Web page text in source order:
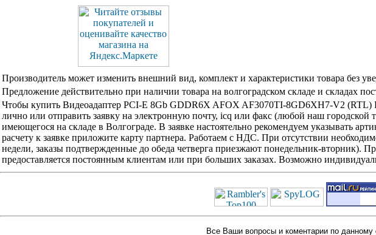
Производитель может изменить внешний вид, комплект и характеристики товара без
Предложение действительно при наличии товара на волгоградском складе и складах
Чтобы купить Видеоадаптер PCI-E 8Gb GDDR6X AFOX AF3070TI-8GD6XH7-V2
лично или отправить заявку на электронную почту, icq или факс (любой наш городской
имеющегося на складе в Волгограде. В заявке настоятельно рекомендуем указывать
расчету к заявке приложите карту партнера. Работаем с НДС. При отсутствии
недели, заказы подтвержденные до обеда четверга приезжают понедельник-вторник).
предоставляется постоянным клиентам или при больших заказах. Возможно
Все Ваши вопросы и коментарии по